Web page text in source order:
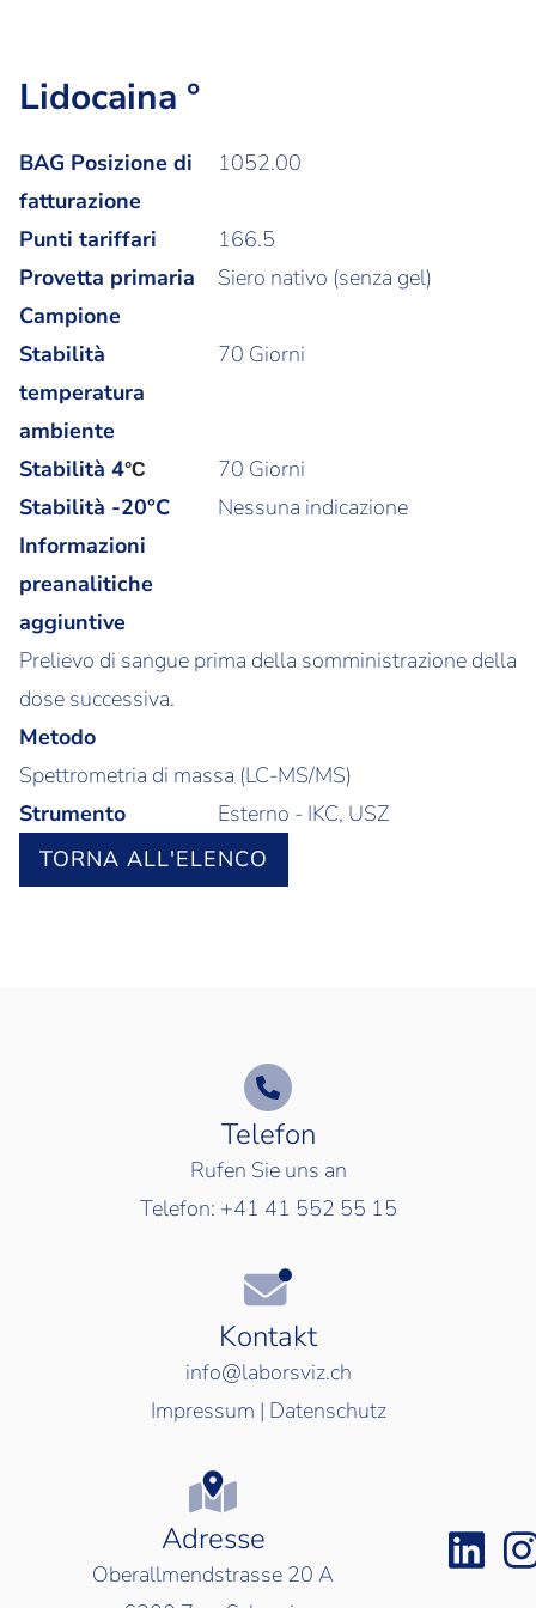
Lidocaina °
BAG Posizione di
fatturazione
1052.00
Punti tariffari
166.5
Provetta primaria
Siero nativo (senza gel)
Campione
Stabilità
temperatura
ambiente
70 Giorni
Stabilità 4°C
70 Giorni
Stabilità -20°C
Nessuna indicazione
Informazioni
preanalitiche
aggiuntive
Prelievo di sangue prima della somministrazione della
dose successiva.
Metodo
Spettrometria di massa (LC-MS/MS)
Strumento
Esterno - IKC, USZ
TORNA ALL'ELENCO
Telefon
Rufen Sie uns an
Telefon: +41 41 552 55 15
Kontakt
info@laborsviz.ch
Impressum | Datenschutz
Adresse
Oberallmendstrasse 20 A